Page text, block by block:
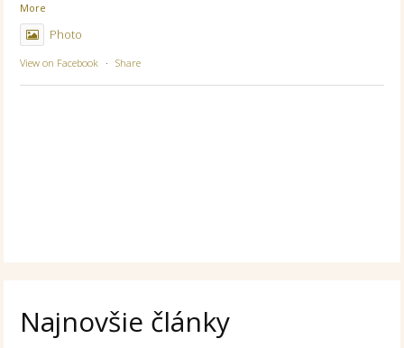
More
Photo
View on Facebook · Share
Najnovšie články